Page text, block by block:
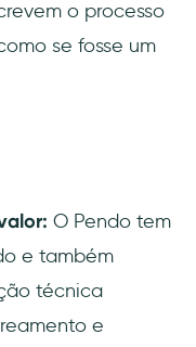
o processo
se fosse um
O Pendo tem
e também
técnica
e